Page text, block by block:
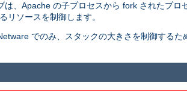
は、Apache の子プロセスから fork されたプ
リソースを制御します。
でのみ、スタックの大きさを制御するた